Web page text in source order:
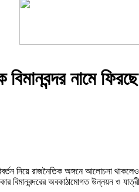
নামে
নিয়ে রাজনৈতিক অঙ্গনে আলোচনা
বিমানবন্দরের অবকাঠামোগত উন্নয়ন ও